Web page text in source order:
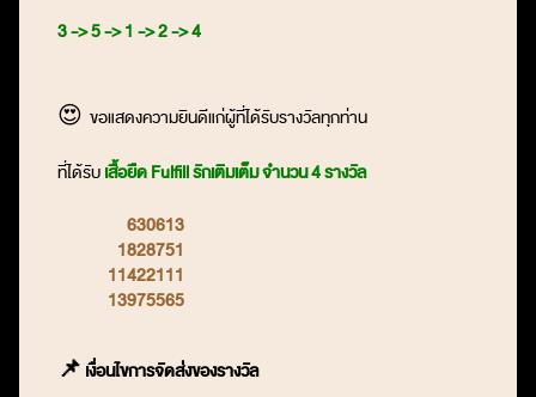
3 -> 5 -> 1 -> 2 -> 4
😍 ขอแสดงความยินดีแก่ผู้ที่ได้รับรางวัลทุกท่าน
ที่ได้รับเสื้อยืด Fulfill รักเติมเต็ม จำนวน 4 รางวัล
630613
1828751
11422111
13975565
📌 เงื่อนไขการจัดส่งของรางวัล